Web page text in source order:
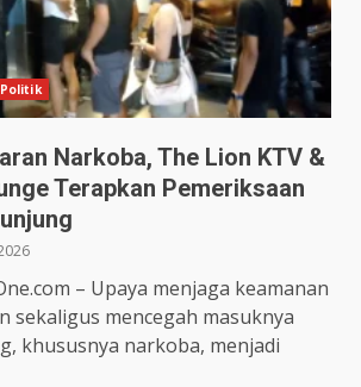
Politik
Narkoba, The Lion KTV &
Terapkan Pemeriksaan
– Upaya menjaga keamanan
sekaligus mencegah masuknya
khususnya narkoba, menjadi